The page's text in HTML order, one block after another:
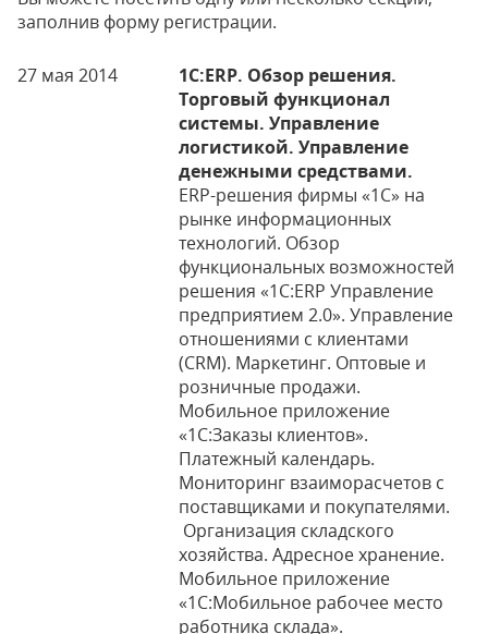
заполнив форму регистрации.
27 мая 2014
1C:ERP. Обзор решения.
Торговый функционал
системы. Управление
логистикой. Управление
денежными средствами.
ERP-решения фирмы «1С» на
рынке информационных
технологий. Обзор
функциональных возможностей
решения «1С:ERP Управление
предприятием 2.0». Управление
отношениями с клиентами
(CRM). Маркетинг. Оптовые и
розничные продажи.
Мобильное приложение
«1С:Заказы клиентов».
Платежный календарь.
Мониторинг взаиморасчетов с
поставщиками и покупателями.
Организация складского
хозяйства. Адресное хранение.
Мобильное приложение
«1С:Мобильное рабочее место
работника склада».